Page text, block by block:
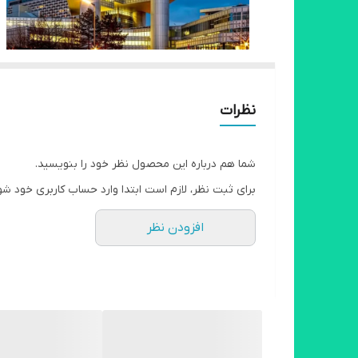
نظرات
شما هم درباره این محصول نظر خود را بنویسید.
برای ثبت نظر، لازم است ابتدا وارد حساب کاربری خود
افزودن نظر